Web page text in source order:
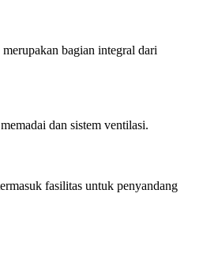
bagian integral dari
dan sistem ventilasi.
fasilitas untuk penyandang